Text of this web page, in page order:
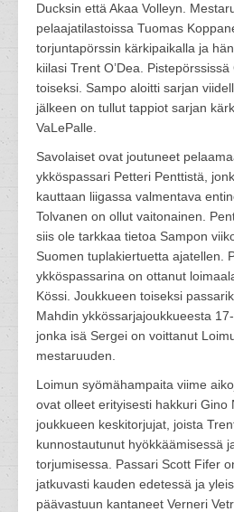
Ducksin että Akaa Volleyn.
pelaajatilastoissa Tuomas
torjuntapörssin kärkipaikalla ja
kiilasi Trent O’Dea.
toiseksi. Sampo aloitti sarjan
jälkeen on tullut tappiot sarjan
VaLePalle.
Savolaiset ovat joutuneet
ykköspassari Petteri Penttistä,
kauttaan liigassa valmentava
Tolvanen on ollut vaitonainen.
siis ole tarkkaa tietoa Sampon
Suomen tuplakiertuetta ajatellen.
ykköspassarina on ottanut
Kössi. Joukkueen toiseksi
Mahdin ykkössarjajoukkueesta
jonka isä Sergei on voittanut
mestaruuden.
Loimun syömähampaita viime
ovat olleet erityisesti hakkuri Gino
joukkueen keskitorjujat, joista
kunnostautunut hyökkäämisessä
torjumisessa. Passari Scott Fifer
jatkuvasti kauden edetessä ja
päävastuun kantaneet Verneri